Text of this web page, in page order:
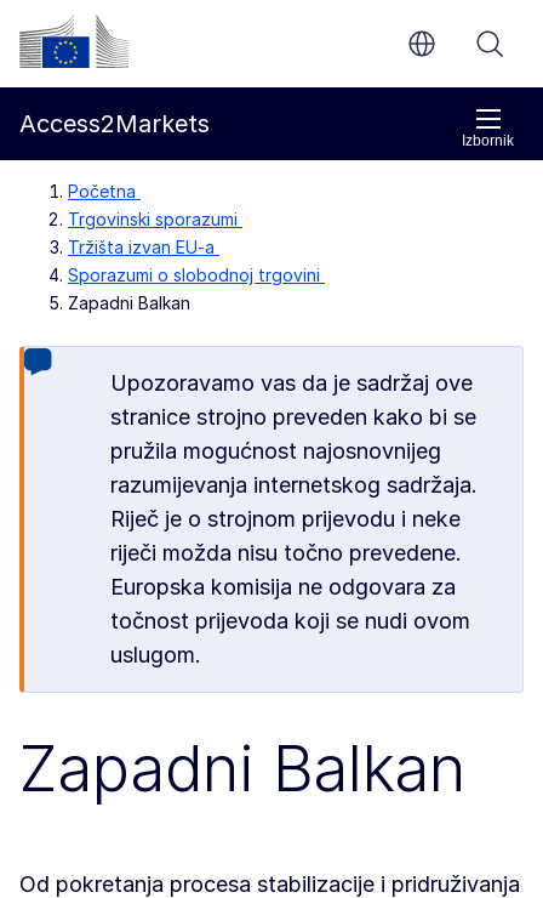
Prijeđi na glavni sadržaj
Europska komisija
Izbornik
Access2Markets
Početna
Trgovinski sporazumi
Tržišta izvan EU-a
Sporazumi o slobodnoj trgovini
Zapadni Balkan
Upozoravamo vas da je sadržaj ove
stranice strojno preveden kako bi se
pružila mogućnost najosnovnijeg
razumijevanja internetskog sadržaja.
Riječ je o strojnom prijevodu i neke
riječi možda nisu točno prevedene.
Europska komisija ne odgovara za
točnost prijevoda koji se nudi ovom
uslugom.
Zapadni Balkan
Od pokretanja procesa stabilizacije i pridruživanja